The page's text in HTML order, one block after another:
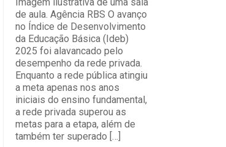
de aula. Agência RBS O avanço
no Índice de Desenvolvimento
da Educação Básica (Ideb)
2025 foi alavancado pelo
desempenho da rede privada.
Enquanto a rede pública atingiu
a meta apenas nos anos
iniciais do ensino fundamental,
a rede privada superou as
metas para a etapa, além de
também ter superado […]